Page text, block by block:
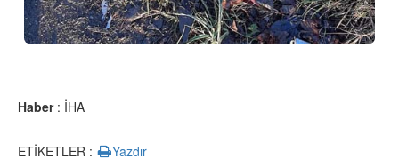
Haber: İHA
ETİKETLER : Yazdır